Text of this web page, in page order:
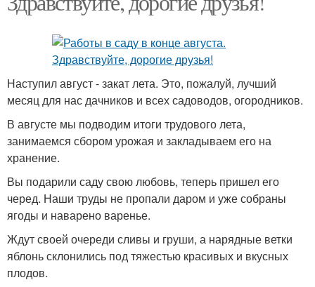
Наступил август - закат лета. Это, пожалуй, лучший
месяц для нас дачников и всех садоводов, огородников.
В августе мы подводим итоги трудового лета,
занимаемся сбором урожая и закладываем его на
хранение.
Вы подарили саду свою любовь, теперь пришел его
черед. Наши труды не пропали даром и уже собраны
ягоды и наварено варенье.
Ждут своей очереди сливы и груши, а нарядные ветки
яблонь склонились под тяжестью красивых и вкусных
плодов.